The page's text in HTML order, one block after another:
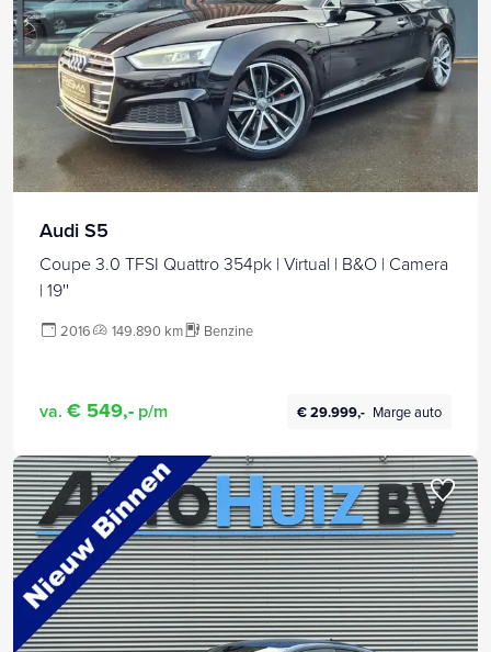
Audi S5
Coupe 3.0 TFSI Quattro 354pk | Virtual | B&O | Camera
| 19''
2016 149.890 km Benzine
va. € 549,- p/m € 29.999,- Marge auto